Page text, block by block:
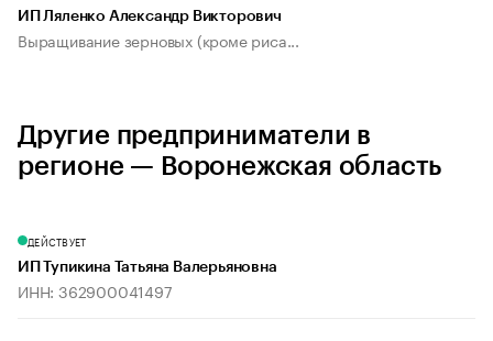
ИП Ляленко Александр Викторович
Выращивание зерновых (кроме риса...
Другие предприниматели в
регионе — Воронежская область
ДЕЙСТВУЕТ
ИП Тупикина Татьяна Валерьяновна
ИНН: 362900041497